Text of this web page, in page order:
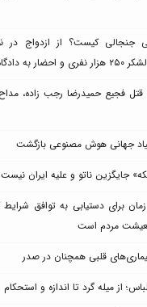
جنجالی کیست؟ از ازدواج در
دادگاه
جهانی هوش مصنوعی بازگشت
جایگزین ناتو و علیه ایران نیست
برای دستیابی به توافق
مردم است
قلبی همچنان در صدر
از میله گرد تا اندازه و استحکام